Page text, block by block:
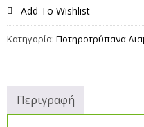
Add To Wishlist
Κατηγορία: Ποτηροτρύπανα
Περιγραφή